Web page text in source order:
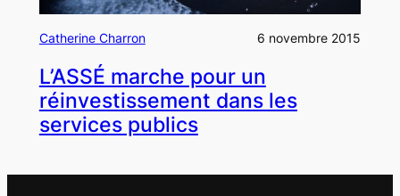
Catherine Charron 6 novembre 2015
L’ASSÉ marche pour un
réinvestissement dans les
services publics